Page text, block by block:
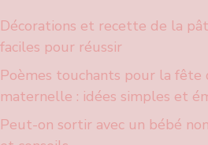
Décorations et recette de la
faciles pour réussir
Poèmes touchants pour la fête
maternelle : idées simples et
Peut-on sortir avec un bébé